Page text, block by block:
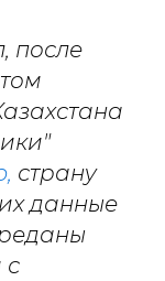
после
страну
данные
с